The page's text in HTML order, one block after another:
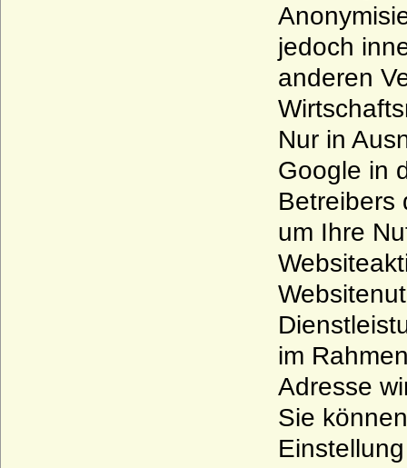
jedoch
anderen
Nur in
Google in
Betreibers
um Ihre
im
Adresse
Sie